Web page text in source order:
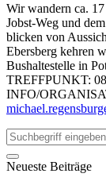
Wir wandern ca.
Jobst-Weg und
blicken von
Ebersberg kehren
Bushaltestelle in
TREFFPUNKT:
INFO/
Neueste Beiträge